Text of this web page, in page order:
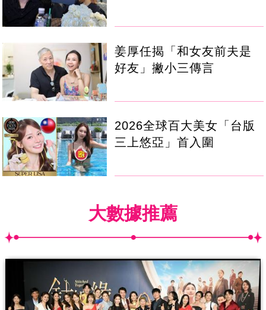
姜厚任揭「和女友前夫是
好友」撇小三傳言
2026全球百大美女「台版
三上悠亞」首入圍
大數據推薦